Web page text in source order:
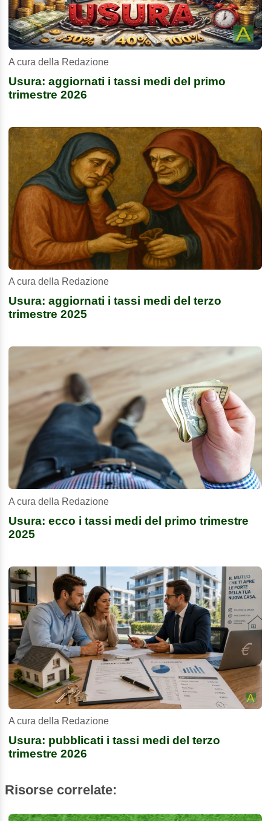
A cura della Redazione
Usura: aggiornati i tassi medi del primo
trimestre 2026
A cura della Redazione
Usura: aggiornati i tassi medi del terzo
trimestre 2025
A cura della Redazione
Usura: ecco i tassi medi del primo trimestre
2025
A cura della Redazione
Usura: pubblicati i tassi medi del terzo
trimestre 2026
Risorse correlate: